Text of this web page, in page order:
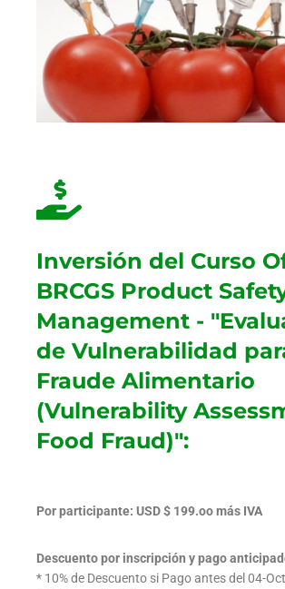
Inversión del Curso
BRCGS Product
Management -
de Vulnerabilidad
Fraude Alimentario
(Vulnerability
Food Fraud)":
Por participante: USD $ 199.oo más IVA
Descuento por inscripción y pago
* 10% de Descuento si Pago antes del 04-